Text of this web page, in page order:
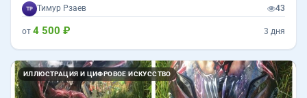
Тимур Рзаев 43
от 4 500 ₽ 3 дня
ИЛЛЮСТРАЦИЯ И ЦИФРОВОЕ ИСКУССТВО
Назад